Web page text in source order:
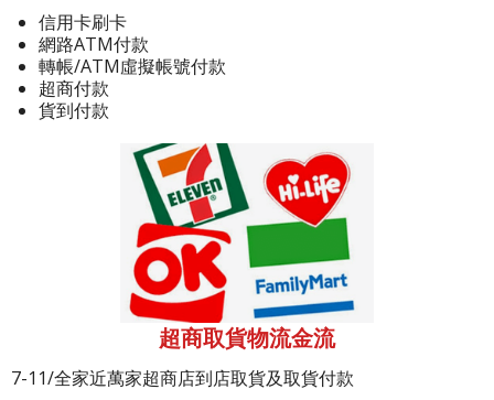
信用卡刷卡
網路ATM付款
轉帳/ATM虛擬帳號付款
超商付款
貨到付款
超商取貨物流金流
7-11/全家近萬家超商店到店取貨及取貨付款